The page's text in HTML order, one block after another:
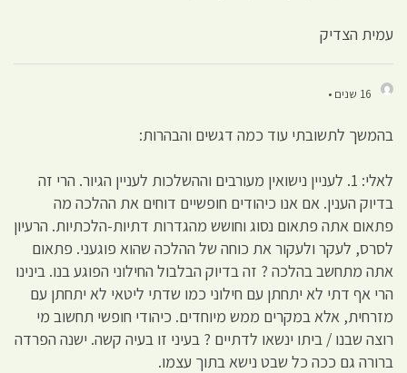
עמית הצדיק
16 שנים •
בהמשך לתשובתי עוד כמה דגשים והבהרות:
לאלי: 1. לעניין נישואין מעורבים וההשלכות לעניין הגיור. הרי זה
בדיוק הענין. אם אנו כיהודים חופשיים דוחים את ההלכה מה
פתאום אתה פתאום נסוג וחושש מהגדרות דתיות-הלכתיות. הרעיון
לסרס, לעקר ולעקור את כוחה של ההלכה שהוא פוגעני. פתאום
אתה מתחשב בהלכה ? זה בדיוק הבלבול החילוני הפוגע בנו. בינינו
הרי אף דתי לא יתחתן עם חילוני כמו שדתי ליטאי לא יתחתן עם
מזרחית, אלא במקרים ממש מיוחדים. כיהודי חופשי תחשוב מי
רוצה שבנו / ביתו ינשאו לדתיים ? בעיני זו בעיה קשה. ישנה הפרדה
ברורה גם ככה כל שבט נישא בתוך עצמו.